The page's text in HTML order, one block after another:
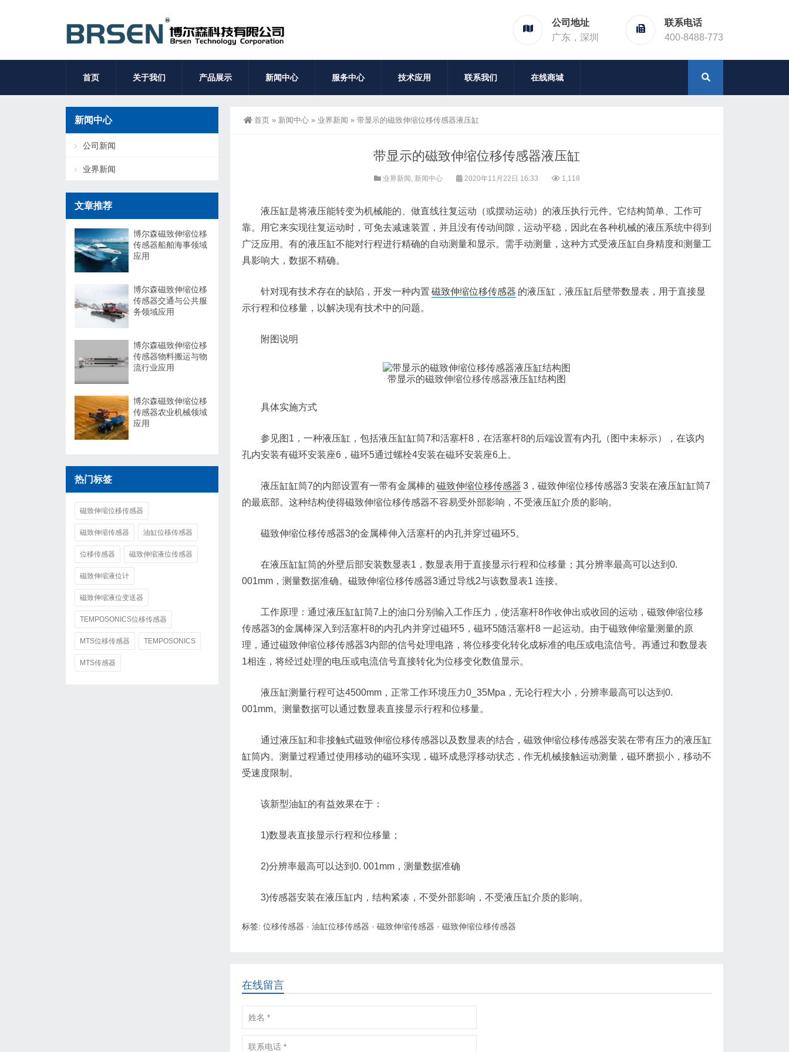
公司地址
广东，深圳
联系电话
400-8488-773
首页 关于我们 产品展示 新闻中心 服务中心 技术应用 联系我们 在线商城
首页 » 新闻中心 » 业界新闻 » 带显示的磁致伸缩位移传感器液压缸
带显示的磁致伸缩位移传感器液压缸
业界新闻 , 新闻中心 2020年11月22日 16:33 1,118
液压缸是将液压能转变为机械能的、做直线往复运动（或摆动运动）的液压执行元件。它结构简单、工作可
靠。用它来实现往复运动时，可免去减速装置，并且没有传动间隙，运动平稳，因此在各种机械的液压系统中得到
广泛应用。有的液压缸不能对行程进行精确的自动测量和显示。需手动测量，这种方式受液压缸自身精度和测量工
具影响大，数据不精确。
针对现有技术存在的缺陷，开发一种内置 磁致伸缩位移传感器 的液压缸，液压缸后壁带数显表，用于直接显
示行程和位移量，以解决现有技术中的问题。
附图说明
带显示的磁致伸缩位移传感器液压缸结构图
具体实施方式
参见图1，一种液压缸，包括液压缸缸筒7和活塞杆8，在活塞杆8的后端设置有内孔（图中未标示），在该内
孔内安装有磁环安装座6，磁环5通过螺栓4安装在磁环安装座6上。
液压缸缸筒7的内部设置有一带有金属棒的 磁致伸缩位移传感器 3，磁致伸缩位移传感器3 安装在液压缸缸筒7
的最底部。这种结构使得磁致伸缩位移传感器不容易受外部影响，不受液压缸介质的影响。
磁致伸缩位移传感器3的金属棒伸入活塞杆的内孔并穿过磁环5。
在液压缸缸筒的外壁后部安装数显表1，数显表用于直接显示行程和位移量；其分辨率最高可以达到0.
001mm，测量数据准确。磁致伸缩位移传感器3通过导线2与该数显表1 连接。
工作原理：通过液压缸缸筒7上的油口分别输入工作压力，使活塞杆8作收伸出或收回的运动，磁致伸缩位移
传感器3的金属棒深入到活塞杆8的内孔内并穿过磁环5，磁环5随活塞杆8 一起运动。由于磁致伸缩量测量的原
理，通过磁致伸缩位移传感器3内部的信号处理电路，将位移变化转化成标准的电压或电流信号。再通过和数显表
1相连，将经过处理的电压或电流信号直接转化为位移变化数值显示。
液压缸测量行程可达4500mm，正常工作环境压力0_35Mpa，无论行程大小，分辨率最高可以达到0.
001mm。测量数据可以通过数显表直接显示行程和位移量。
通过液压缸和非接触式磁致伸缩位移传感器以及数显表的结合，磁致伸缩位移传感器安装在带有压力的液压缸
缸筒内。测量过程通过使用移动的磁环实现，磁环成悬浮移动状态，作无机械接触运动测量，磁环磨损小，移动不
受速度限制。
该新型油缸的有益效果在于：
1)数显表直接显示行程和位移量；
2)分辨率最高可以达到0. 001mm，测量数据准确
3)传感器安装在液压缸内，结构紧凑，不受外部影响，不受液压缸介质的影响。
标签: 位移传感器 · 油缸位移传感器 · 磁致伸缩传感器 · 磁致伸缩位移传感器
在线留言
新闻中心
公司新闻
业界新闻
文章推荐
博尔森磁致伸缩位移
传感器船舶海事领域
应用
博尔森磁致伸缩位移
传感器交通与公共服
务领域应用
博尔森磁致伸缩位移
传感器物料搬运与物
流行业应用
博尔森磁致伸缩位移
传感器农业机械领域
应用
热门标签
磁致伸缩位移传感器
磁致伸缩传感器 油缸位移传感器
位移传感器 磁致伸缩液位传感器
磁致伸缩液位计
磁致伸缩液位变送器
TEMPOSONICS位移传感器
MTS位移传感器 TEMPOSONICS
MTS传感器